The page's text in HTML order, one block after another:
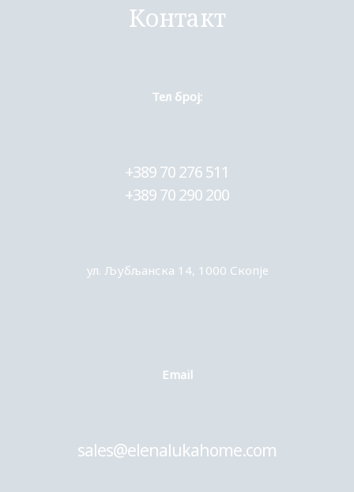
Контакт
Тел број:
+389 70 276 511
+389 70 290 200
ул. Љубљанска 14, 1000 Скопје
Еmail
sales@elenalukahome.com